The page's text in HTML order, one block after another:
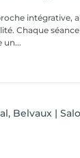
intégrative,
Chaque
un...